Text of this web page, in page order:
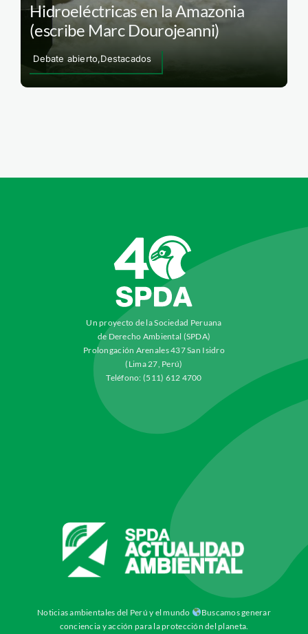
Hidroeléctricas en la Amazonia
(escribe Marc Dourojeanni)
Debate abierto,Destacados
Un proyecto de la Sociedad Peruana
de Derecho Ambiental (SPDA)
Prolongación Arenales 437 San Isidro
(Lima 27, Perú)
Teléfono: (511) 612 4700
Noticias ambientales del Perú y el mundo
Buscamos generar
conciencia y acción para la protección del planeta.